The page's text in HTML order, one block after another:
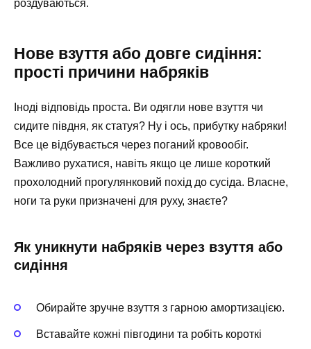
роздуваються.
Нове взуття або довге сидіння:
прості причини набряків
Іноді відповідь проста. Ви одягли нове взуття чи
сидите півдня, як статуя? Ну і ось, прибутку набряки!
Все це відбувається через поганий кровообіг.
Важливо рухатися, навіть якщо це лише короткий
прохолодний прогулянковий похід до сусіда. Власне,
ноги та руки призначені для руху, знаєте?
Як уникнути набряків через взуття або
сидіння
Обирайте зручне взуття з гарною амортизацією.
Вставайте кожні півгодини та робіть короткі